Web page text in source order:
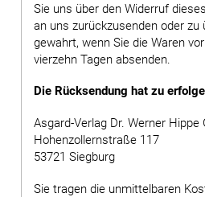
Sie uns über den Widerruf
an uns zurückzusenden oder zu
gewahrt, wenn Sie die Waren
vierzehn Tagen absenden.
Die Rücksendung hat zu
Asgard-Verlag Dr. Werner Hippe
Hohenzollernstraße 117
53721 Siegburg
Sie tragen die unmittelbaren